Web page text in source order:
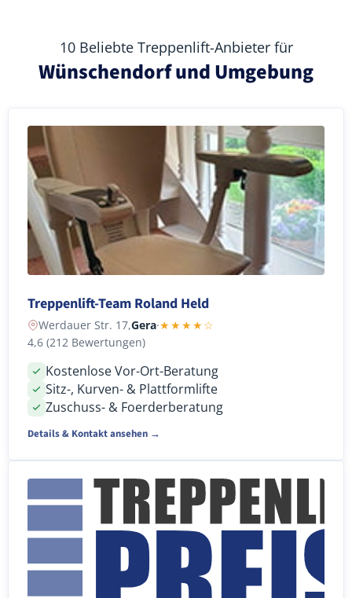
10 Beliebte Treppenlift-Anbieter für
Wünschendorf und Umgebung
Treppenlift-Team Roland Held
Werdauer Str. 17,Gera·★★★★☆
4,6 (212 Bewertungen)
Kostenlose Vor-Ort-Beratung
Sitz-, Kurven- & Plattformlifte
Zuschuss- & Foerderberatung
Details & Kontakt ansehen →